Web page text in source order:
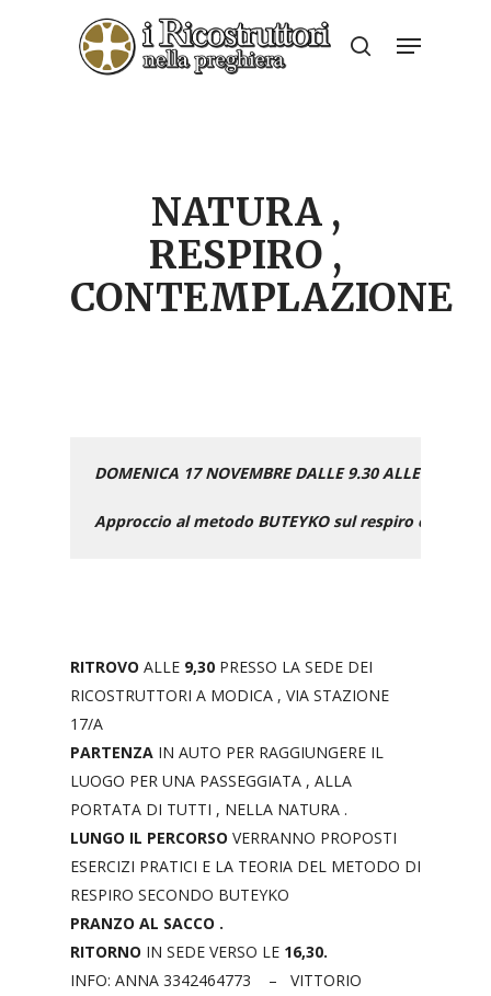
search
Menu
NATURA ,
RESPIRO ,
CONTEMPLAZIONE
DOMENICA 17 NOVEMBRE DALLE 9.30 ALLE 16.30
Approccio al metodo BUTEYKO sul respiro con
RITROVO ALLE 9,30 PRESSO LA SEDE DEI
RICOSTRUTTORI A MODICA , VIA STAZIONE
17/A
PARTENZA IN AUTO PER RAGGIUNGERE IL
LUOGO PER UNA PASSEGGIATA , ALLA
PORTATA DI TUTTI , NELLA NATURA .
LUNGO IL PERCORSO VERRANNO PROPOSTI
ESERCIZI PRATICI E LA TEORIA DEL METODO DI
RESPIRO SECONDO BUTEYKO
PRANZO AL SACCO .
RITORNO IN SEDE VERSO LE 16,30.
INFO: ANNA 3342464773 – VITTORIO